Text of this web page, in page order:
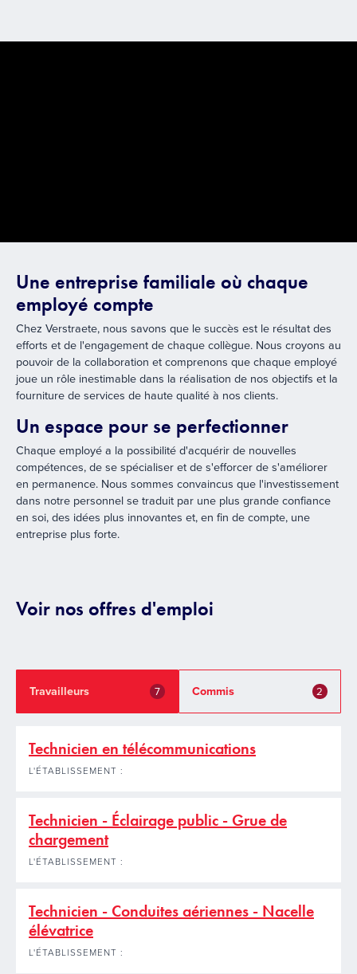
Une entreprise familiale où chaque
employé compte
Chez Verstraete, nous savons que le succès est le résultat des
efforts et de l'engagement de chaque collègue. Nous croyons au
pouvoir de la collaboration et comprenons que chaque employé
joue un rôle inestimable dans la réalisation de nos objectifs et la
fourniture de services de haute qualité à nos clients.
Un espace pour se perfectionner
Chaque employé a la possibilité d'acquérir de nouvelles
compétences, de se spécialiser et de s'efforcer de s'améliorer
en permanence. Nous sommes convaincus que l'investissement
dans notre personnel se traduit par une plus grande confiance
en soi, des idées plus innovantes et, en fin de compte, une
entreprise plus forte.
Voir nos offres d'emploi
Travailleurs 7 Commis 2
Technicien en télécommunications
L'ÉTABLISSEMENT :
Technicien - Éclairage public - Grue de
chargement
L'ÉTABLISSEMENT :
Technicien - Conduites aériennes - Nacelle
élévatrice
L'ÉTABLISSEMENT :